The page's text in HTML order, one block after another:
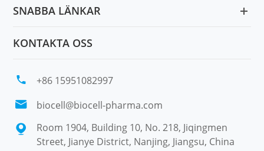
SNABBA LÄNKAR
KONTAKTA OSS
 +86 15951082997
 biocell@biocell-pharma.com

Room 1904, Building 10, No. 218, Jiqingmen
Street, Jianye District, Nanjing, Jiangsu, China